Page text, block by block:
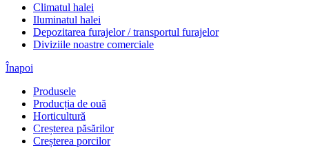
Climatul halei
Iluminatul halei
Depozitarea furajelor / transportul furajelor
Diviziile noastre comerciale
Înapoi
Produsele
Producția de ouă
Horticultură
Creșterea păsărilor
Creșterea porcilor